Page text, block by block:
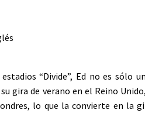
“Divide”, Ed no es sólo
gira de verano en el Reino
lo que la convierte en la